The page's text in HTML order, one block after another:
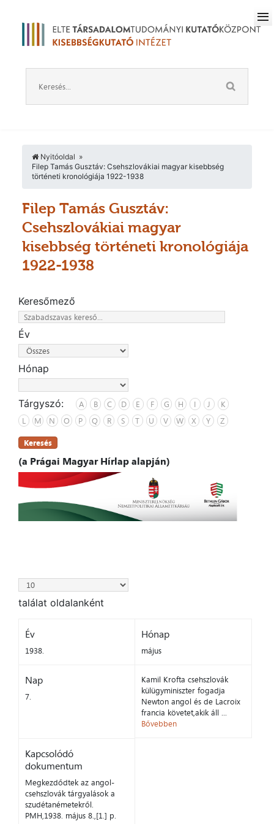
Nyitóoldal
Filep Tamás Gusztáv: Csehszlovákiai magyar kisebbség
történeti kronológiája 1922-1938
Filep Tamás Gusztáv:
Csehszlovákiai magyar
kisebbség történeti kronológiája
1922-1938
Keresőmező
Év
Hónap
Tárgyszó: A B C D E F G H I J
K
L
M N O P Q R S T U V W X Y Z
Keresés
(a Prágai Magyar Hírlap alapján)
találat oldalanként
Év
1938.
Hónap
május
Nap
7.
Kamil Krofta csehszlovák
külügyminiszter fogadja
Newton angol és de Lacroix
francia követet,akik áll ...
Bővebben
Kapcsolódó
dokumentum
Megkezdődtek az angol-
csehszlovák tárgyalások a
szudétanémetekről.
PMH,1938. május 8.,[1.] p.